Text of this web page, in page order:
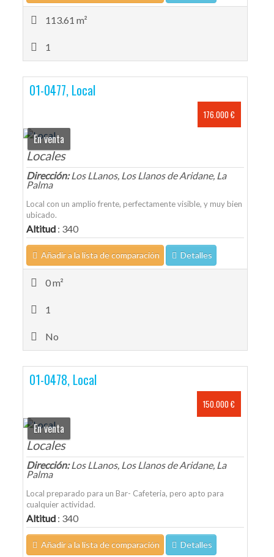
113.61 m²
1
01-0477, Local
176.000 €
En venta
Locales
Dirección:Los LLanos, Los Llanos de Aridane, La
Palma
Local con un amplio frente, perfectamente visible, y muy bien
ubicado.
Altitud : 340
Añadir a la lista de comparación Detalles
0 m²
1
No
01-0478, Local
150.000 €
En venta
Locales
Dirección:Los LLanos, Los Llanos de Aridane, La
Palma
Local preparado para un Bar- Cafeteria, pero apto para
cualquier actividad.
Altitud : 340
Añadir a la lista de comparación Detalles